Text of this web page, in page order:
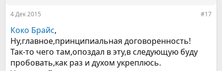
4 Дек 2015 #17
Коко Брайс,
Ну,главное,принципиальная договоренность!
Так-то чего там,опоздал в эту,в следующую буду
пробовать,как раз и духом укреплюсь.